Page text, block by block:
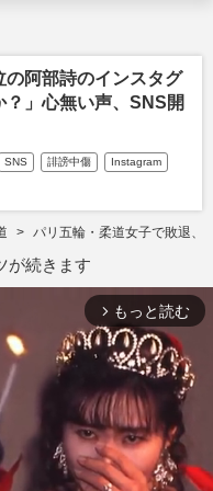
阿部詩のインスタグ
」心無い声、SNS開
SNS 誹謗中傷 Instagram
パリ五輪・柔道女子で敗退、
が続きます
arrow_forward_ios もっと読む